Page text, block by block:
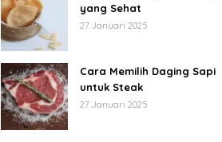
yang Sehat
27 Januari 2025
Cara Memilih Daging Sapi
untuk Steak
27 Januari 2025